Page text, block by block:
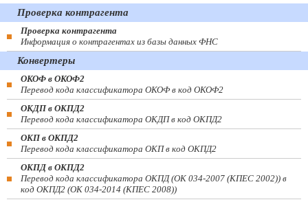
Проверка контрагента
Проверка контрагента
Информация о контрагентах из базы данных ФНС
Конвертеры
ОКОФ в ОКОФ2
Перевод кода классификатора ОКОФ в код ОКОФ2
ОКДП в ОКПД2
Перевод кода классификатора ОКДП в код ОКПД2
ОКП в ОКПД2
Перевод кода классификатора ОКП в код ОКПД2
ОКПД в ОКПД2
Перевод кода классификатора ОКПД (ОК 034-2007 (КПЕС 2002)) в
код ОКПД2 (ОК 034-2014 (КПЕС 2008))